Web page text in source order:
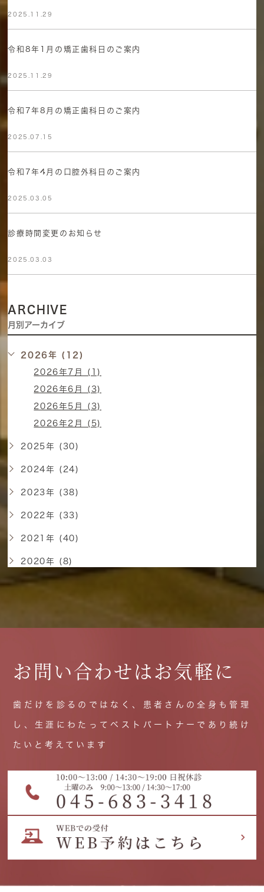
2025.11.29
令和8年1月の矯正歯科日のご案内
2025.11.29
令和7年8月の矯正歯科日のご案内
2025.07.15
令和7年4月の口腔外科日のご案内
2025.03.05
診療時間変更のお知らせ
2025.03.03
ARCHIVE
月別アーカイブ
2026年 (12)
2026年7月 (1)
2026年6月 (3)
2026年5月 (3)
2026年2月 (5)
2025年 (30)
2024年 (24)
2023年 (38)
2022年 (33)
2021年 (40)
2020年 (8)
お問い合わせはお気軽に
歯だけを診るのではなく、患者さんの全身も管理
し、生涯にわたってベストパートナーであり続け
たいと考えています